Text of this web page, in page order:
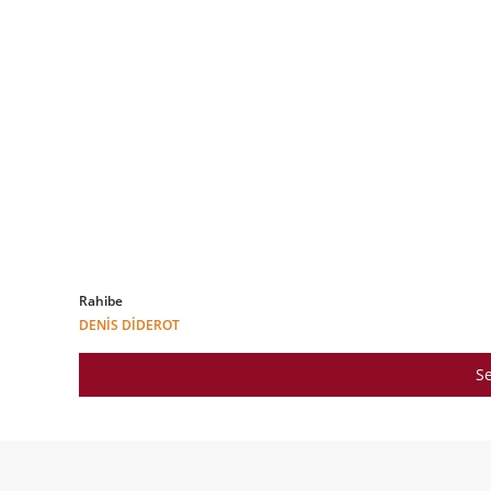
Rahibe
DENIS DIDEROT